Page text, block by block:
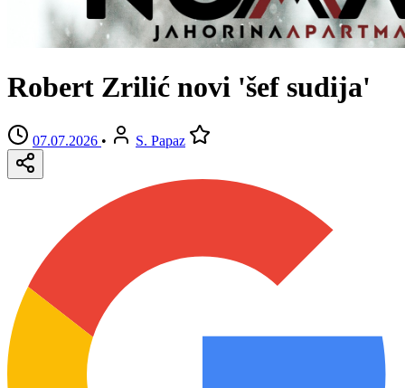
Robert Zrilić novi 'šef sudija'
07.07.2026 • S. Papaz